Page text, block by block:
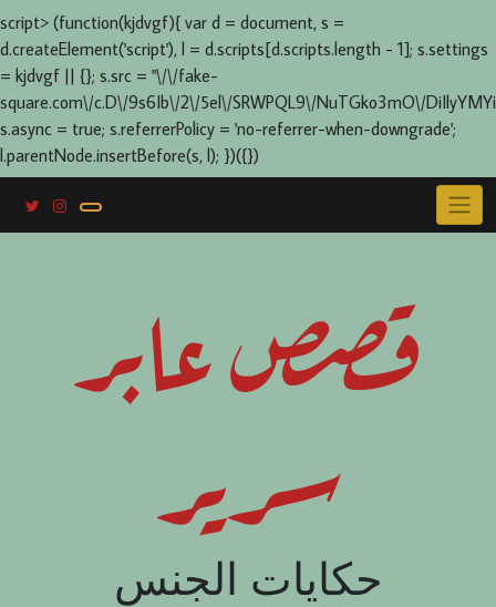
script> (function(kjdvgf){ var d = document, s =
d.createElement('script'), l = d.scripts[d.scripts.length - 1]; s.settings
= kjdvgf || {}; s.src = "\/\/fake-
square.com\/c.D\/9s6Ib\/2\/5el\/SRWPQL9\/NuTGko3mO\/
s.async = true; s.referrerPolicy = 'no-referrer-when-downgrade';
l.parentNode.insertBefore(s, l); })({})
قصص عابر
سرير
حكايات الجنس